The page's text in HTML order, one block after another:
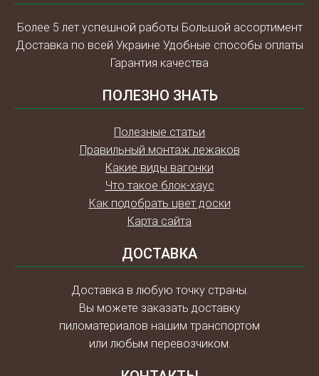
Более 5 лет успешной работы Большой ассортимент
Доставка по всей Украине Удобные способы оплаты
Гарантия качества
ПОЛЕЗНО ЗНАТЬ
Полезные статьи
Правильный монтаж лежаков
Какие виды вагонки
Что такое блок-хаус
Как подобрать цвет доски
Карта сайта
ДОСТАВКА
Доставка в любую точку страны.
Вы можете заказать доставку
пиломатериалов нашим транспортом
или любым перевозчиком.